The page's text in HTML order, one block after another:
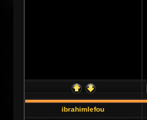
ibrahimlefou